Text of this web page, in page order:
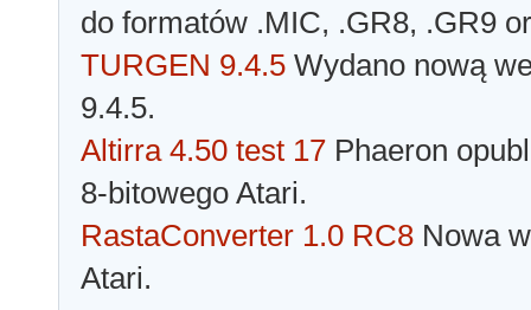
do formatów .MIC, .GR8, .GR9
TURGEN 9.4.5 Wydano nową
9.4.5.
Altirra 4.50 test 17 Phaeron
8-bitowego Atari.
RastaConverter 1.0 RC8 Nowa
Atari.